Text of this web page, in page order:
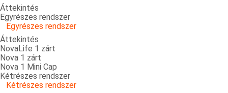
Áttekintés
Egyrészes rendszer
Egyrészes rendszer
Áttekintés
NovaLife 1 zárt
Nova 1 zárt
Nova 1 Mini Cap
Kétrészes rendszer
Kétrészes rendszer